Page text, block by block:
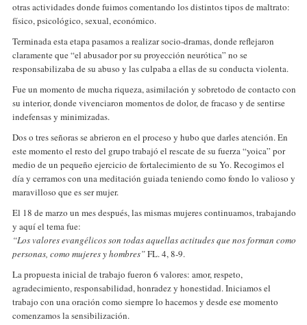
otras actividades donde fuimos comentando los distintos tipos de maltrato:
físico, psicológico, sexual, económico.
Terminada esta etapa pasamos a realizar socio-dramas, donde reflejaron
claramente que “el abusador por su proyección neurótica” no se
responsabilizaba de su abuso y las culpaba a ellas de su conducta violenta.
Fue un momento de mucha riqueza, asimilación y sobretodo de contacto con
su interior, donde vivenciaron momentos de dolor, de fracaso y de sentirse
indefensas y minimizadas.
Dos o tres señoras se abrieron en el proceso y hubo que darles atención. En
este momento el resto del grupo trabajó el rescate de su fuerza “yoica” por
medio de un pequeño ejercicio de fortalecimiento de su Yo. Recogimos el
día y cerramos con una meditación guiada teniendo como fondo lo valioso y
maravilloso que es ser mujer.
El 18 de marzo un mes después, las mismas mujeres continuamos, trabajando
y aquí el tema fue:
“Los valores evangélicos son todas aquellas actitudes que nos forman como
personas, como mujeres y hombres”FL. 4, 8-9.
La propuesta inicial de trabajo fueron 6 valores: amor, respeto,
agradecimiento, responsabilidad, honradez y honestidad. Iniciamos el
trabajo con una oración como siempre lo hacemos y desde ese momento
comenzamos la sensibilización.